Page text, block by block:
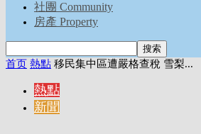
社團 Community
房產 Property
首页 熱點 移民集中區遭嚴格查稅 雪梨...
熱點
新聞